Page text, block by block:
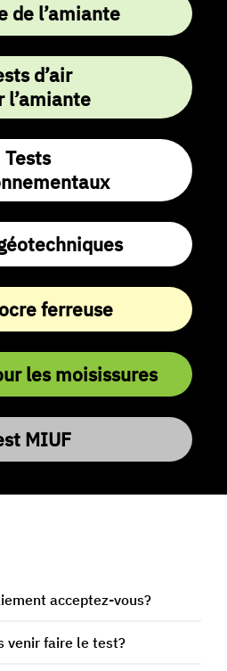
de l’amiante
d’air
l’amiante
Tests
ferreuse
les moisissures
MIUF
acceptez-vous?
venir faire le test?